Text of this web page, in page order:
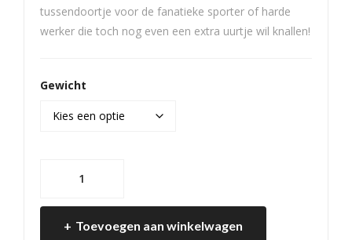
tussendoortje voor de fanatieke sporter of harde
werker die toch nog even een extra uurtje wil knallen!
Gewicht
aantal
Toevoegen aan winkelwagen